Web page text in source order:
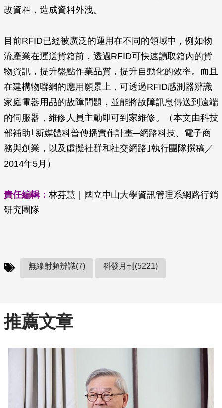
改資料，造成資料外洩。
目前RFID已經被廣泛的運用在不同的領域中，例如物
流產業在運送貨箱前，透過RFID可快速讀取箱內的貨
物資訊，提升盤點作業品質，提升自動化的效率。而且
在建構物聯網的應用願景上，可透過RFID感測器辨識
家庭電器用品的故障問題，並能將故障訊息傳送到遠端
的伺服器，維修人員主動即可到家維修。（本文由科技
部補助｢新媒體科普傳播實作計畫─網路科技、電子商
務與創業，以及虛擬社群和社交網路｣執行團隊撰稿／
2014年5月）
責任編輯： 林芬慧｜國立中山大學資訊管理系網路行銷
研究團隊
無線射頻辨識(7) 科發月刊(5221)
推薦文章